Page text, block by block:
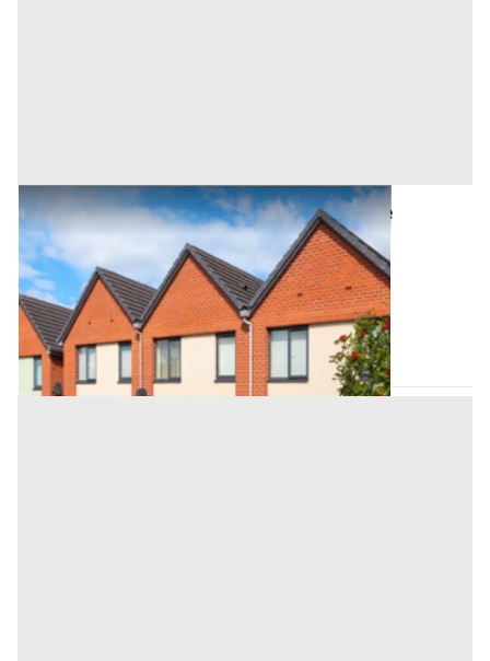
Asta Villette a schiera con corte esclusiva e
autorimessa
Camisano Vicentino (Vicenza)
Offerta minima
303.010 € 404.010 €
Codice asta:AA1400255
Asta chiusa